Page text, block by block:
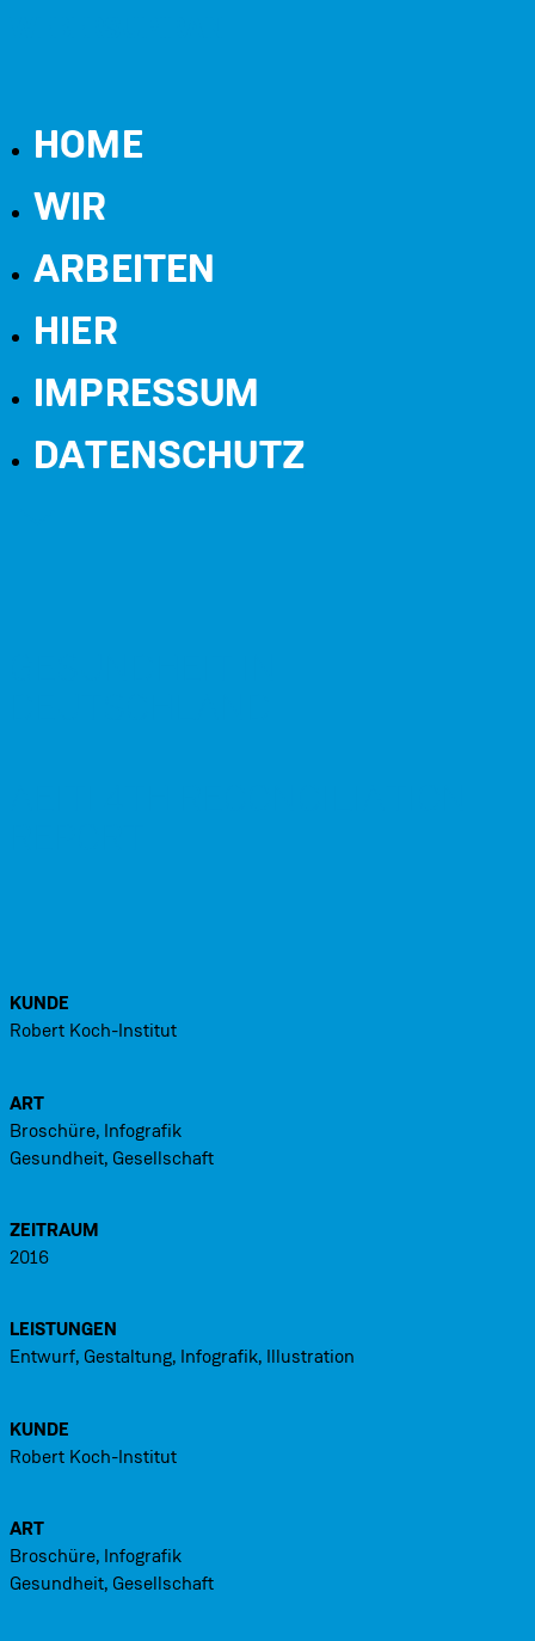
HOME
WIR
ARBEITEN
HIER
IMPRESSUM
DATENSCHUTZ
KUNDE
Robert Koch-Institut
ART
Broschüre, Infografik
Gesundheit, Gesellschaft
ZEITRAUM
2016
LEISTUNGEN
Entwurf, Gestaltung, Infografik, Illustration
KUNDE
Robert Koch-Institut
ART
Broschüre, Infografik
Gesundheit, Gesellschaft